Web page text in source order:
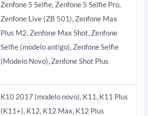
Zenfone 5 Selfie, Zenfone 5 Selfie Pro,
Zenfone Live (ZB 501), Zenfone Max
Plus M2, Zenfone Max Shot, Zenfone
Selfie (modelo antigo), Zenfone Selfie
(Modelo Novo), Zenfone Shot Plus
K10 2017 (modelo novo), K11, K11 Plus
(K11+), K12, K12 Max, K12 Plus